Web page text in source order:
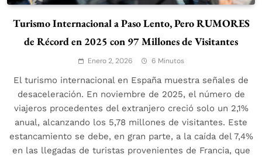
Turismo Internacional a Paso Lento, Pero RUMORES
de Récord en 2025 con 97 Millones de Visitantes
Enero 2, 2026 6 Minutos
El turismo internacional en España muestra señales de
desaceleración. En noviembre de 2025, el número de
viajeros procedentes del extranjero creció solo un 2,1%
anual, alcanzando los 5,78 millones de visitantes. Este
estancamiento se debe, en gran parte, a la caída del 7,4%
en las llegadas de turistas provenientes de Francia, que